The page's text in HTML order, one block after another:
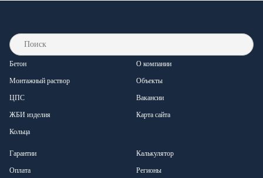
Бетон
Монтажный раствор
ЦПС
ЖБИ изделия
Кольца
О компании
Объекты
Вакансии
Карта сайта
Гарантии
Оплата
Калькулятор
Регионы